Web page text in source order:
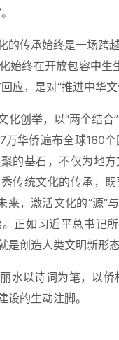
的传承始终是一场跨
始终在开放包容中
应，是对“推进中华
化创举，以“两个结合
万华侨遍布全球160
的基石，不仅为地
传统文化的传承，
来，激活文化的“源”
正如习近平总书记
创造人类文明新形态
水以诗词为笔，以
的生动注脚。